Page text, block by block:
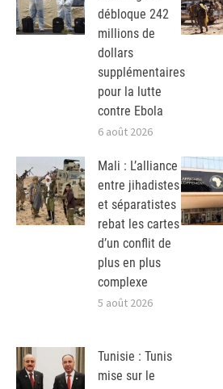
débloque 242
millions de
dollars
supplémentaires
pour la lutte
contre Ebola
6 août 2026
Mali : L’alliance
entre jihadistes
et séparatistes
rebat les cartes
d’un conflit de
plus en plus
complexe
5 août 2026
Tunisie : Tunis
mise sur le